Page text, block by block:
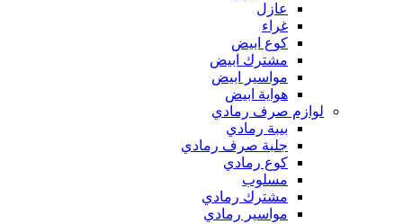
عازل
غراء
كوع ابيض
مشترك ابيض
مواسير ابيض
هواية ابيض
لوازم صرف رمادي
بيبة رمادي
جلبة صرف رمادي
كوع رمادي
مسلوب
مشترك رمادي
مواسير رمادي